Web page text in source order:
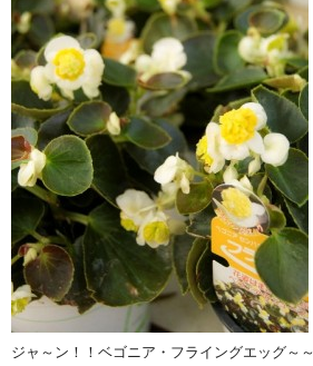
ジャ～ン！！ベゴニア・フライングエッグ～～